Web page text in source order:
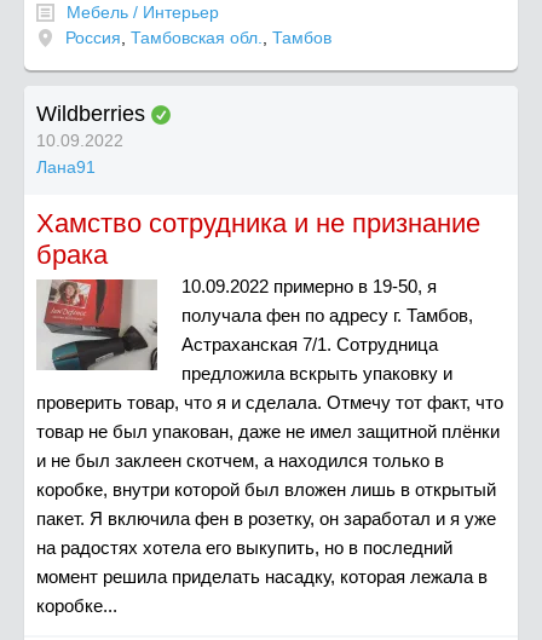
Мебель / Интерьер
Россия Тамбовская обл. Тамбов
Wildberries
10.09.2022
Лана91
Хамство сотрудника и не признание
брака
10.09.2022 примерно в 19-50, я
получала фен по адресу г. Тамбов,
Астраханская 7/1. Сотрудница
предложила вскрыть упаковку и
проверить товар, что я и сделала. Отмечу тот факт, что
товар не был упакован, даже не имел защитной плёнки
и не был заклеен скотчем, а находился только в
коробке, внутри которой был вложен лишь в открытый
пакет. Я включила фен в розетку, он заработал и я уже
на радостях хотела его выкупить, но в последний
момент решила приделать насадку, которая лежала в
коробке...